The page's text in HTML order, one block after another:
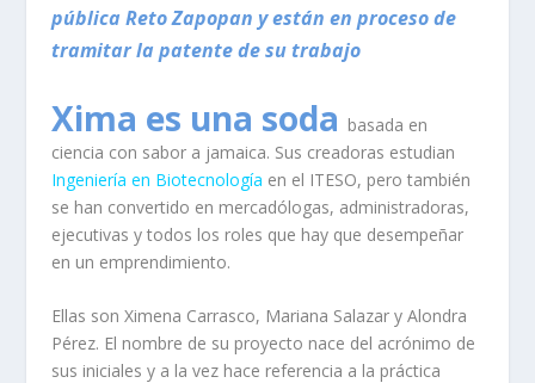
pública Reto Zapopan y están en proceso de
tramitar la patente de su trabajo
Xima es una soda basada en
ciencia con sabor a jamaica. Sus creadoras estudian
Ingeniería en Biotecnología en el ITESO, pero también
se han convertido en mercadólogas, administradoras,
ejecutivas y todos los roles que hay que desempeñar
en un emprendimiento.
Ellas son Ximena Carrasco, Mariana Salazar y Alondra
Pérez. El nombre de su proyecto nace del acrónimo de
sus iniciales y a la vez hace referencia a la práctica